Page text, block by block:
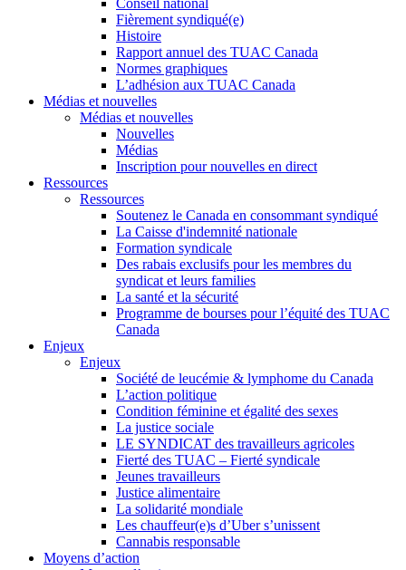
Conseil national
Fièrement syndiqué(e)
Histoire
Rapport annuel des TUAC Canada
Normes graphiques
L’adhésion aux TUAC Canada
Médias et nouvelles
Médias et nouvelles
Nouvelles
Médias
Inscription pour nouvelles en direct
Ressources
Ressources
Soutenez le Canada en consommant syndiqué
La Caisse d'indemnité nationale
Formation syndicale
Des rabais exclusifs pour les membres du
syndicat et leurs families
La santé et la sécurité
Programme de bourses pour l’équité des TUAC
Canada
Enjeux
Enjeux
Société de leucémie & lymphome du Canada
L’action politique
Condition féminine et égalité des sexes
La justice sociale
LE SYNDICAT des travailleurs agricoles
Fierté des TUAC – Fierté syndicale
Jeunes travailleurs
Justice alimentaire
La solidarité mondiale
Les chauffeur(e)s d’Uber s’unissent
Cannabis responsable
Moyens d’action